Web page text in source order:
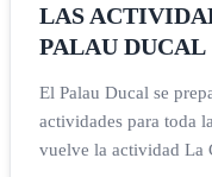
LAS
PALAU DUCAL
El Palau Ducal se
actividades para toda
vuelve la actividad La